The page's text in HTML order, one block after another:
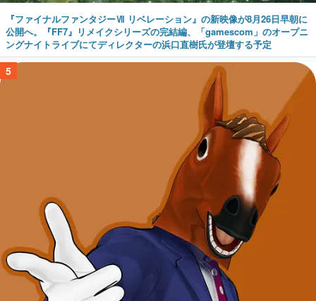
『ファイナルファンタジーⅦ リベレーション』の新映像が8月26日早朝に
公開へ。『FF7』リメイクシリーズの完結編、「gamescom」のオープニ
ングナイトライブにてディレクターの浜口直樹氏が登壇する予定
5